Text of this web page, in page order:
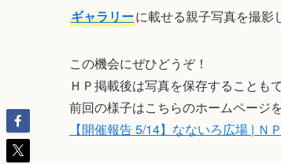
ギャラリーに載せる親子写真を撮
この機会にぜひどうぞ！
ＨＰ掲載後は写真を保存することも
前回の様子はこちらのホームページ
【開催報告 5/14】なないろ広場 | Ｎ